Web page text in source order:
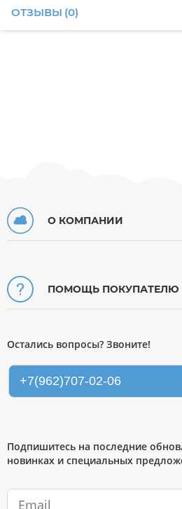
ОТЗЫВЫ (0)
О КОМПАНИИ
ПОМОЩЬ ПОКУПАТЕЛЮ
Остались вопросы? Звоните!
+7(962)707-02-06
Подпишитесь на последние
новинках и специальных